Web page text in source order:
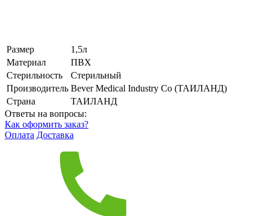
Размер
1,5л
Материал
ПВХ
Стерильность
Стерильный
Производитель Bever Medical Industry Co (ТАИЛАНД)
Страна
ТАИЛАНД
Ответы на вопросы:
Как оформить заказ?
Оплата Доставка